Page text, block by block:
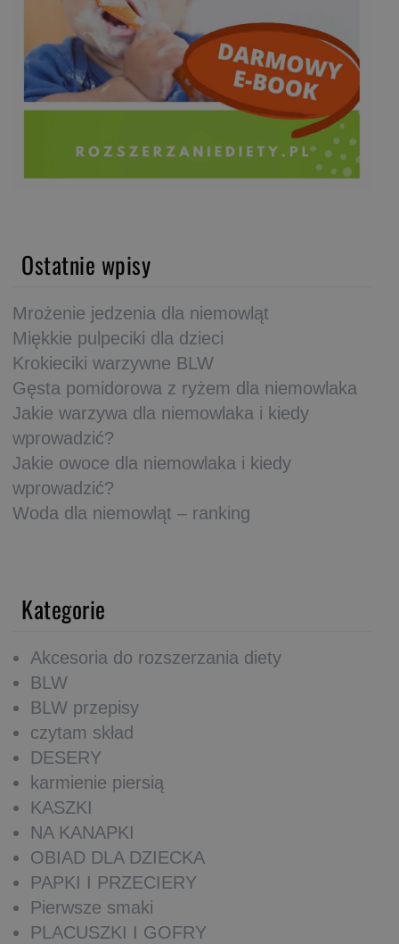
Ostatnie wpisy
Mrożenie jedzenia dla niemowląt
Miękkie pulpeciki dla dzieci
Krokieciki warzywne BLW
Gęsta pomidorowa z ryżem dla niemowlaka
Jakie warzywa dla niemowlaka i kiedy
wprowadzić?
Jakie owoce dla niemowlaka i kiedy
wprowadzić?
Woda dla niemowląt – ranking
Kategorie
Akcesoria do rozszerzania diety
BLW
BLW przepisy
czytam skład
DESERY
karmienie piersią
KASZKI
NA KANAPKI
OBIAD DLA DZIECKA
PAPKI I PRZECIERY
Pierwsze smaki
PLACUSZKI I GOFRY